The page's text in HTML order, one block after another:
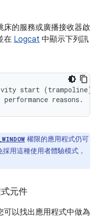
床的服務或廣播接收器啟
在 Logcat 中顯示下列訊
start (trampoline) from
權限的應用程式仍可
用這種使用者體驗模式，
元件
可以找出應用程式中做為